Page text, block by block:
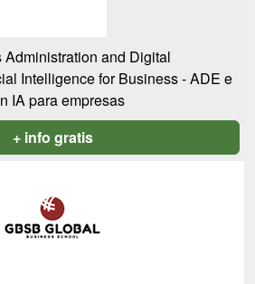
and Digital
Intelligence for Business - ADE e
IA para empresas
+ info gratis